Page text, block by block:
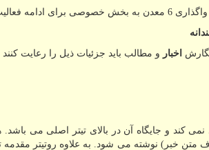
فعالیت‌های اکتشافی
اخبار و مطالب باید جزئیات ذیل را رعایت کنند
نمی کند و جایگاه آن در بالای تیتر اصلی می
خبر) نوشته می شود. به علاوه روتیتر مقدمه